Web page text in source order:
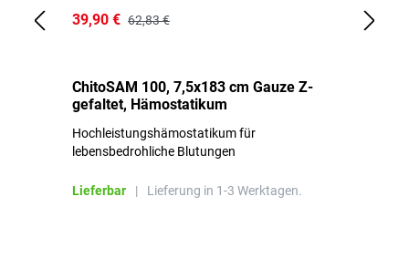
39,90 € 62,83 €
ChitoSAM 100, 7,5x183 cm Gauze Z-
gefaltet, Hämostatikum
Hochleistungshämostatikum für
lebensbedrohliche Blutungen
Lieferbar | Lieferung in 1-3 Werktagen.